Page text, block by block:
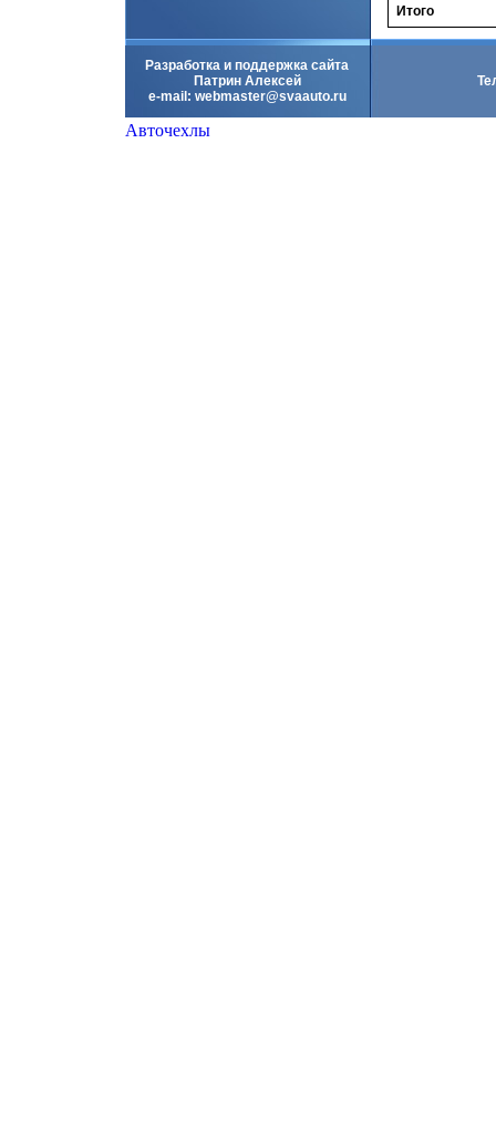
Итого
Разработка и поддержка сайта
Патрин Алексей
e-mail: webmaster@svaauto.ru
Авточехлы